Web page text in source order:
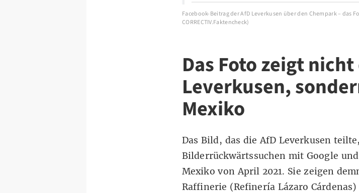
Facebook-Beitrag der AfD Leverkusen über den Chempark – das
CORRECTIV.Faktencheck)
Das Foto zeigt
Leverkusen,
Mexiko
Das Bild, das die AfD Leverkusen
Bilderrückwärtssuchen mitGoogle
Mexiko von April 2021. Sie zeigen
Raffinerie (Refinería Lázaro